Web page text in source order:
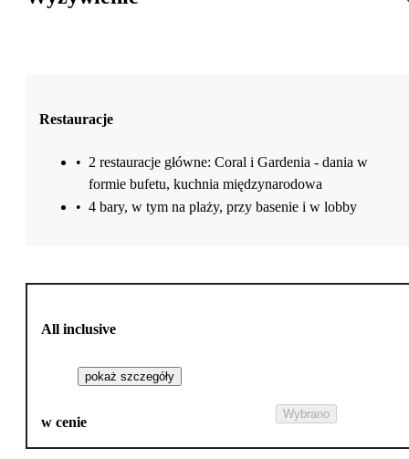
Restauracje
• 2 restauracje główne: Coral i Gardenia - dania w
formie bufetu, kuchnia międzynarodowa
• 4 bary, w tym na plaży, przy basenie i w lobby
All inclusive
pokaż szczegóły
w cenie
Wybrano